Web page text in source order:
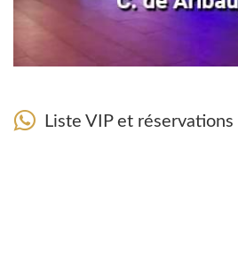
Liste VIP et réservations